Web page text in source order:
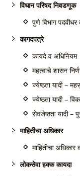
विधान परिषद निवडणूक
पुणे विभाग
कागदपत्रे
कायदे व अधिनियम
महत्वाचे शासन
ज्येष्ठता यादी –
ज्येष्ठता यादी –
सेवजेष्ठता यादी –
माहितीचा अधिकार
माहितीचा अधिकार
लोकसेवा हक्क कायदा